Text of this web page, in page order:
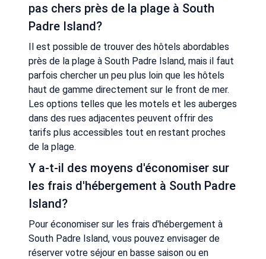
pas chers près de la plage à South
Padre Island?
Il est possible de trouver des hôtels abordables
près de la plage à South Padre Island, mais il faut
parfois chercher un peu plus loin que les hôtels
haut de gamme directement sur le front de mer.
Les options telles que les motels et les auberges
dans des rues adjacentes peuvent offrir des
tarifs plus accessibles tout en restant proches
de la plage.
Y a-t-il des moyens d'économiser sur
les frais d'hébergement à South Padre
Island?
Pour économiser sur les frais d'hébergement à
South Padre Island, vous pouvez envisager de
réserver votre séjour en basse saison ou en